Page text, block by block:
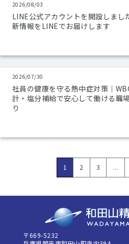
2026/08/03
LINE公式アカウントを開設しまし
新情報をLINEでお届けします
2026/07/30
社員の健康を守る熱中症対策｜
計・塩分補給で安心して働ける職
り
1 2 3 ...
〒669-5232